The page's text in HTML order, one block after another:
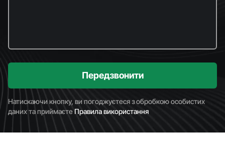
Передзвонити
Натискаючи кнопку, ви погоджуєтеся з обробкою особистих
даних та приймаєтеПравила використання